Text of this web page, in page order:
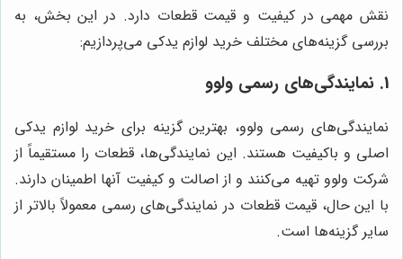
نقش مهمی در کیفیت و قیمت قطعات دارد. در این بخش، به
بررسی گزینه‌های مختلف خرید لوازم یدکی می‌پردازیم:
1. نمایندگی‌های رسمی ولوو
نمایندگی‌های رسمی ولوو، بهترین گزینه برای خرید لوازم یدکی
اصلی و باکیفیت هستند. این نمایندگی‌ها، قطعات را مستقیماً از
شرکت ولوو تهیه می‌کنند و از اصالت و کیفیت آنها اطمینان دارند.
با این حال، قیمت قطعات در نمایندگی‌های رسمی معمولاً بالاتر از
سایر گزینه‌ها است.